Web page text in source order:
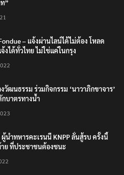
”
– แจ้งผ่านไลน์ได้ไม่ต้อง โหลด
งได้ทั่วไทย ไม่ใช่แค่ในกรุง
วัฒนธรรม ร่วมกิจกรรม ‘นาวาภิกขาจาร’
บาตรทางน้ำ
ผู้นำทหารคะเรนนี KNPP ลั่นสู้รบ ครั้งนี้
ย ที่ประชาชนต้องชนะ